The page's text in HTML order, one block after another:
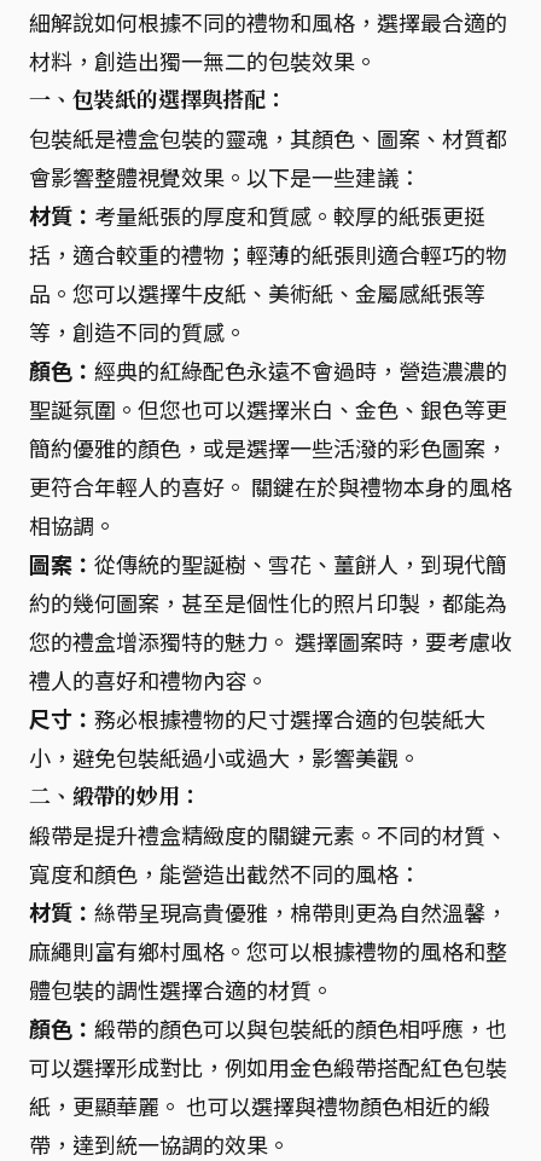
細解說如何根據不同的禮物和風格，選擇最合適的
材料，創造出獨一無二的包裝效果。
一、包裝紙的選擇與搭配：
包裝紙是禮盒包裝的靈魂，其顏色、圖案、材質都
會影響整體視覺效果。以下是一些建議：
材質： 考量紙張的厚度和質感。較厚的紙張更挺
括，適合較重的禮物；輕薄的紙張則適合輕巧的物
品。您可以選擇牛皮紙、美術紙、金屬感紙張等
等，創造不同的質感。
顏色： 經典的紅綠配色永遠不會過時，營造濃濃的
聖誕氛圍。但您也可以選擇米白、金色、銀色等更
簡約優雅的顏色，或是選擇一些活潑的彩色圖案，
更符合年輕人的喜好。 關鍵在於與禮物本身的風格
相協調。
圖案： 從傳統的聖誕樹、雪花、薑餅人，到現代簡
約的幾何圖案，甚至是個性化的照片印製，都能為
您的禮盒增添獨特的魅力。 選擇圖案時，要考慮收
禮人的喜好和禮物內容。
尺寸： 務必根據禮物的尺寸選擇合適的包裝紙大
小，避免包裝紙過小或過大，影響美觀。
二、緞帶的妙用：
緞帶是提升禮盒精緻度的關鍵元素。不同的材質、
寬度和顏色，能營造出截然不同的風格：
材質： 絲帶呈現高貴優雅，棉帶則更為自然溫馨，
麻繩則富有鄉村風格。您可以根據禮物的風格和整
體包裝的調性選擇合適的材質。
顏色： 緞帶的顏色可以與包裝紙的顏色相呼應，也
可以選擇形成對比，例如用金色緞帶搭配紅色包裝
紙，更顯華麗。 也可以選擇與禮物顏色相近的緞
帶，達到統一協調的效果。